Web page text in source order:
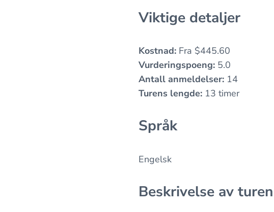
Viktige detaljer
Kostnad: Fra $445.60
Vurderingspoeng: 5.0
Antall anmeldelser: 14
Turens lengde: 13 timer
Språk
Engelsk
Beskrivelse av turen